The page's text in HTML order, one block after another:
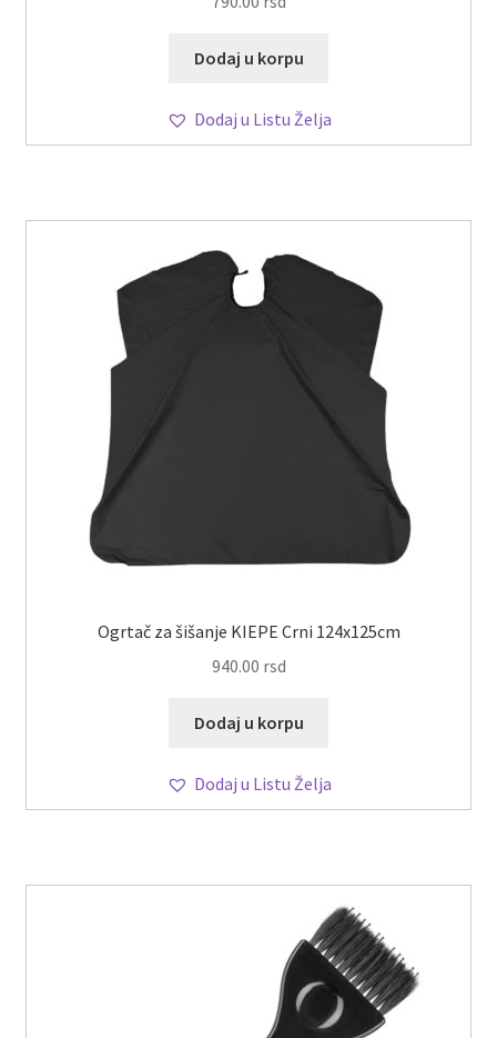
Dodaj u korpu
Dodaj u Listu Želja
Ogrtač za šišanje KIEPE Crni 124x125cm
940.00 rsd
Dodaj u korpu
Dodaj u Listu Želja